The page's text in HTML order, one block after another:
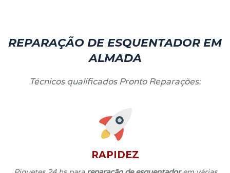
REPARAÇÃO DE ESQUENTADOR EM
ALMADA
Técnicos qualificados Pronto Reparações:
RAPIDEZ